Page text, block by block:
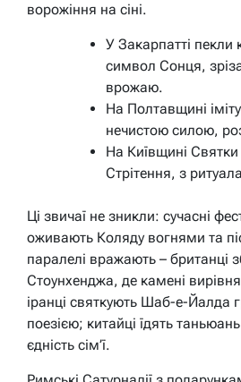
ворожіння на сіні.
У Закарпатті пекли
символ Сонця,
врожаю.
На Полтавщині
нечистою силою,
На Київщині
Стрітення, з
Ці звичаї не зникли: сучасні
оживають Коляду вогнями та
паралелі вражають – британці
Стоунхенджа, де камені
іранці святкують Шаб-е-Йалда
поезією; китайці їдять
єдність сім’ї.